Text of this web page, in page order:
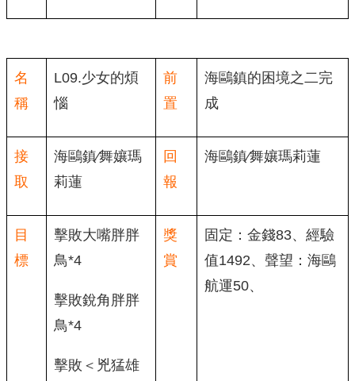
名
稱
L09.少女的煩
惱
前
置
海鷗鎮的困境之二完
成
接
取
海鷗鎮∕舞孃瑪
莉蓮
回
報
海鷗鎮∕舞孃瑪莉蓮
目
標
擊敗大嘴胖胖
鳥*4
擊敗銳角胖胖
鳥*4
擊敗＜兇猛雄
獎
賞
固定：金錢83、經驗
值1492、聲望：海鷗
航運50、